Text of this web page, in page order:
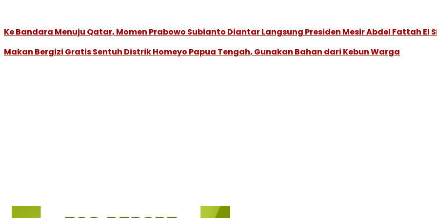
Ke Bandara Menuju Qatar, Momen Prabowo Subianto Diantar Langsung Presiden Mesir Abdel Fattah El
Makan Bergizi Gratis Sentuh Distrik Homeyo Papua Tengah, Gunakan Bahan dari Kebun Warga